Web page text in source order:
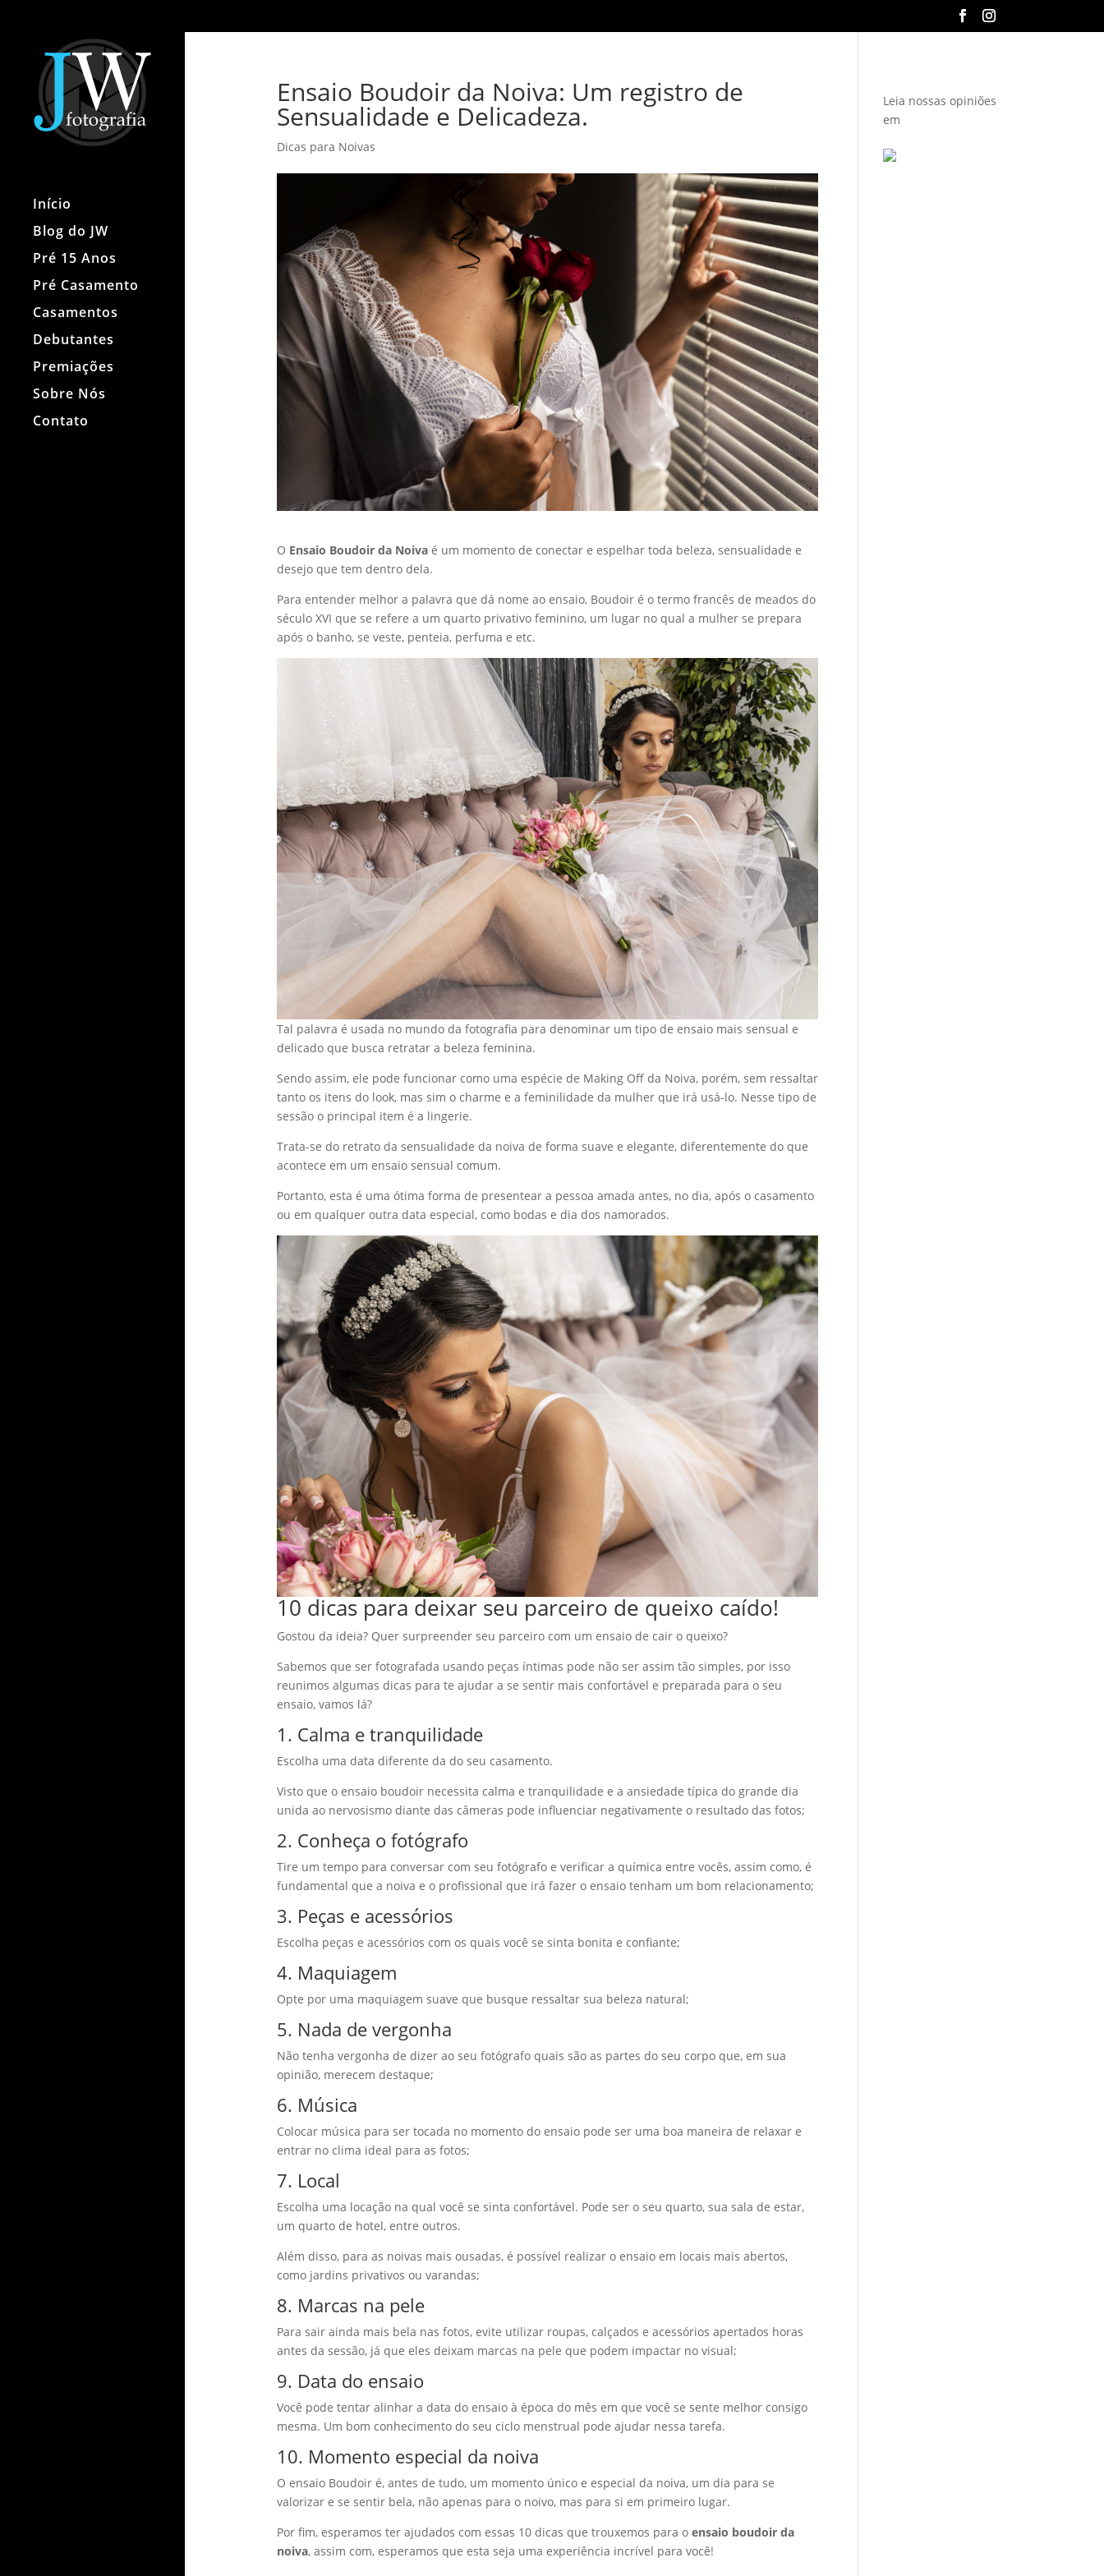
Início
Blog do JW
Pré 15 Anos
Pré Casamento
Casamentos
Debutantes
Premiações
Sobre Nós
Contato
Ensaio Boudoir da Noiva: Um registro de
Sensualidade e Delicadeza.
Dicas para Noivas
O Ensaio Boudoir da Noivaé um momento de conectar e espelhar toda beleza, sensualidade e
desejo que tem dentro dela.
Para entender melhor a palavra que dá nome ao ensaio, Boudoir é o termo francês de meados do
século XVI que se refere a um quarto privativo feminino, um lugar no qual a mulher se prepara
após o banho, se veste, penteia, perfuma e etc.
Tal palavra é usada no mundo da fotografia para denominar um tipo de ensaio mais sensual e
delicado que busca retratar a beleza feminina.
Sendo assim, ele pode funcionar como uma espécie de Making Off da Noiva, porém, sem ressaltar
tanto os itens do look, mas sim o charme e a feminilidade da mulher que irá usá-lo. Nesse tipo de
sessão o principal item é a lingerie.
Trata-se do retrato da sensualidade da noiva de forma suave e elegante, diferentemente do que
acontece em um ensaio sensual comum.
Portanto, esta é uma ótima forma de presentear a pessoa amada antes, no dia, após o casamento
ou em qualquer outra data especial, como bodas e dia dos namorados.
10 dicas para deixar seu parceiro de queixo caído!
Gostou da ideia? Quer surpreender seu parceiro com um ensaio de cair o queixo?
Sabemos que ser fotografada usando peças íntimas pode não ser assim tão simples, por isso
reunimos algumas dicas para te ajudar a se sentir mais confortável e preparada para o seu
ensaio, vamos lá?
1. Calma e tranquilidade
Escolha uma data diferente da do seu casamento.
Visto que o ensaio boudoir necessita calma e tranquilidade e a ansiedade típica do grande dia
unida ao nervosismo diante das câmeras pode influenciar negativamente o resultado das fotos;
2. Conheça o fotógrafo
Tire um tempo para conversar com seu fotógrafo e verificar a química entre vocês, assim como, é
fundamental que a noiva e o profissional que irá fazer o ensaio tenham um bom relacionamento;
3. Peças e acessórios
Escolha peças e acessórios com os quais você se sinta bonita e confiante;
4. Maquiagem
Opte por uma maquiagem suave que busque ressaltar sua beleza natural;
5. Nada de vergonha
Não tenha vergonha de dizer ao seu fotógrafo quais são as partes do seu corpo que, em sua
opinião, merecem destaque;
6. Música
Colocar música para ser tocada no momento do ensaio pode ser uma boa maneira de relaxar e
entrar no clima ideal para as fotos;
7. Local
Escolha uma locação na qual você se sinta confortável. Pode ser o seu quarto, sua sala de estar,
um quarto de hotel, entre outros.
Além disso, para as noivas mais ousadas, é possível realizar o ensaio em locais mais abertos,
como jardins privativos ou varandas;
8. Marcas na pele
Para sair ainda mais bela nas fotos, evite utilizar roupas, calçados e acessórios apertados horas
antes da sessão, já que eles deixam marcas na pele que podem impactar no visual;
9. Data do ensaio
Você pode tentar alinhar a data do ensaio à época do mês em que você se sente melhor consigo
mesma. Um bom conhecimento do seu ciclo menstrual pode ajudar nessa tarefa.
10. Momento especial da noiva
O ensaio Boudoir é, antes de tudo, um momento único e especial da noiva, um dia para se
valorizar e se sentir bela, não apenas para o noivo, mas para si em primeiro lugar.
Por fim, esperamos ter ajudados com essas 10 dicas que trouxemos para o ensaio boudoir da
noiva, assim com, esperamos que esta seja uma experiência incrível para você!
Leia nossas opiniões
em